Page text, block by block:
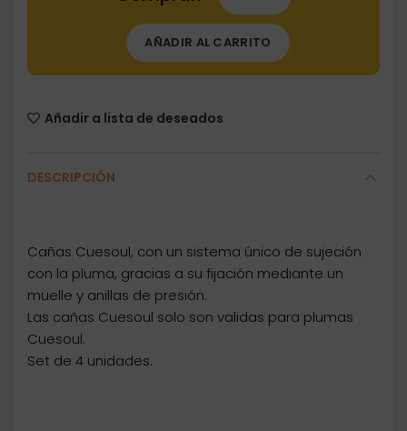
AÑADIR AL CARRITO
Añadir a lista de deseados
DESCRIPCIÓN
Cañas Cuesoul, con un sistema único de sujeción
con la pluma, gracias a su fijación mediante un
muelle y anillas de presión.
Las cañas Cuesoul solo son validas para plumas
Cuesoul.
Set de 4 unidades.